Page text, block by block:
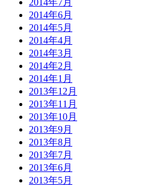
2014年6月
2014年5月
2014年4月
2014年3月
2014年2月
2014年1月
2013年12月
2013年11月
2013年10月
2013年9月
2013年8月
2013年7月
2013年6月
2013年5月